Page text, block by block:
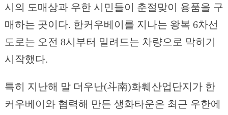
시의 도매상과 우한 시민들이 춘절맞이 용품을 구
매하는 곳이다. 한커우베이를 지나는 왕복 6차선
도로는 오전 8시부터 밀려드는 차량으로 막히기
시작했다.
특히 지난해 말 더우난(斗南)화훼산업단지가 한
커우베이와 협력해 만든 생화타운은 최근 우한에